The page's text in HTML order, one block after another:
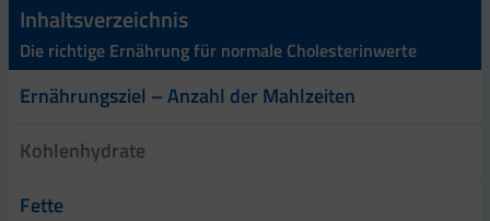
Inhaltsverzeichnis
Die richtige Ernährung für normale Cholesterinwerte
Ernährungsziel – Anzahl der Mahlzeiten
Kohlenhydrate
Fette